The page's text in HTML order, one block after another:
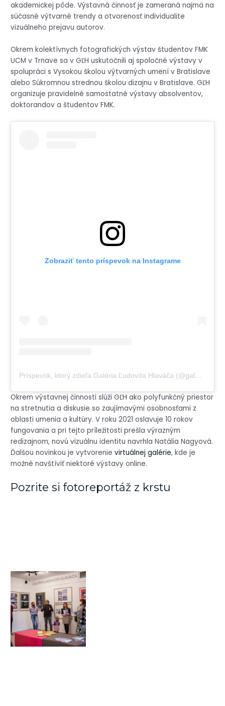
akademickej pôde. Výstavná činnosť je zameraná najmä na
súčasné výtvarné trendy a otvorenosť individualite
vizuálneho prejavu autorov.
Okrem kolektívnych fotografických výstav študentov FMK
UCM v Trnave sa v GĽH uskutočnili aj spoločné výstavy v
spolupráci s Vysokou školou výtvarných umení v Bratislave
alebo Súkromnou strednou školou dizajnu v Bratislave. GĽH
organizuje pravidelné samostatné výstavy absolventov,
doktorandov a študentov FMK.
Zobraziť tento príspevok na Instagrame
Príspevok, ktorý zdieľa Galéria Ľudovíta Hlaváča (@galerialudovitahlavaca)
Okrem výstavnej činnosti slúži GĽH ako polyfunkčný priestor
na stretnutia a diskusie so zaujímavými osobnosťami z
oblasti umenia a kultúry. V roku 2021 oslavuje 10 rokov
fungovania a pri tejto príležitosti prešla výrazným
redizajnom, novú vizuálnu identitu navrhla Natália Nagyová.
Ďalšou novinkou je vytvorenievirtuálnej galérie, kde je
možné navštíviť niektoré výstavy online.
Pozrite si fotoreportáž z krstu